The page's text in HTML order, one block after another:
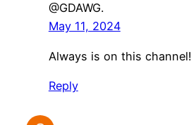
@GDAWG.
May 11, 2024
Always is on this channel!
Reply